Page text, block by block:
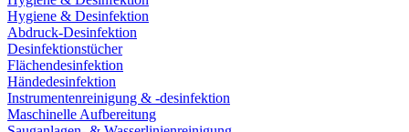
Hygiene & Desinfektion
Abdruck-Desinfektion
Desinfektionstücher
Flächendesinfektion
Händedesinfektion
Instrumentenreinigung & -desinfektion
Maschinelle Aufbereitung